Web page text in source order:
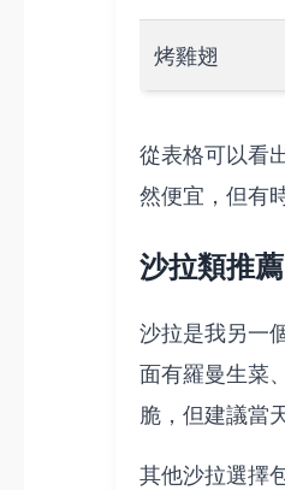
烤雞翅
從表格可以看
然便宜，但有
沙拉類推薦
沙拉是我另一
面有羅曼生菜
脆，但建議當
其他沙拉選擇